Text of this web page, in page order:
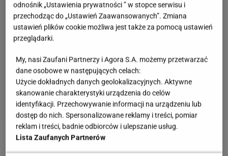
Łazienka z prysznicem bez tradycyjnego brodzika
odnośnik „Ustawienia prywatności ” w stopce serwisu i
przechodząc do „Ustawień Zaawansowanych”. Zmiana
ustawień plików cookie możliwa jest także za pomocą ustawień
przeglądarki.
My, nasi Zaufani Partnerzy i Agora S.A. możemy przetwarzać
dane osobowe w następujących celach:
Użycie dokładnych danych geolokalizacyjnych. Aktywne
skanowanie charakterystyki urządzenia do celów
identyfikacji. Przechowywanie informacji na urządzeniu lub
dostęp do nich. Spersonalizowane reklamy i treści, pomiar
reklam i treści, badnie odbiorców i ulepszanie usług.
Lista Zaufanych Partnerów